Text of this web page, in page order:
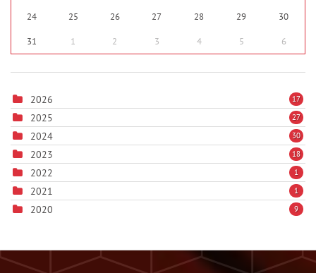
24 25 26 27 28 29 30
31 1 2 3 4 5 6
2026 17
2025 27
2024 30
2023 18
2022 1
2021 1
2020 9